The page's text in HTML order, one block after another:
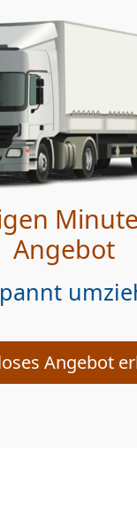
Angebot
Angebot